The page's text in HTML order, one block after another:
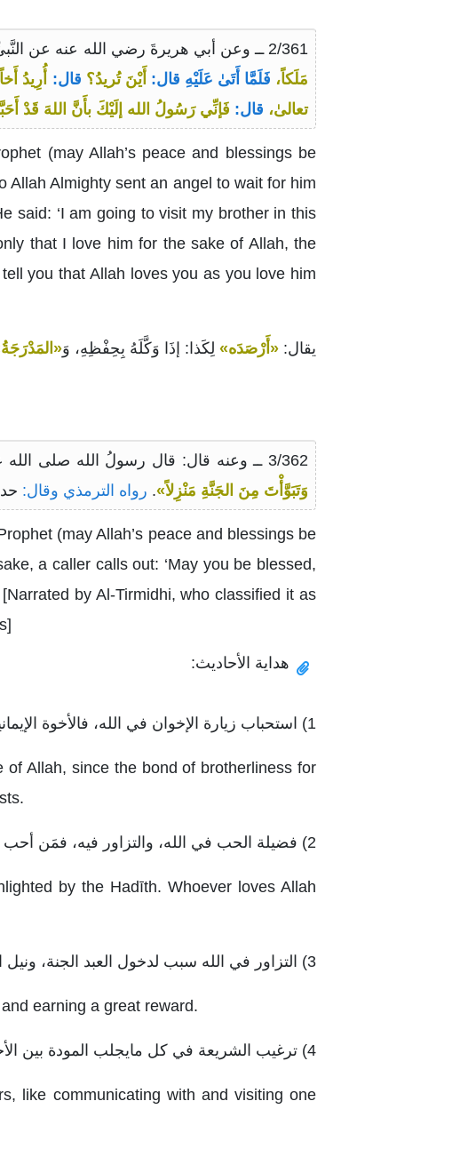
2/361 ــ وعن أبي هريرةَ رضي الله عنه عن النَّبيِّ صلى الله عليه وسلم:
مَلَكاً، فَلَمَّا أَتَىٰ عَلَيْهِ قال: أَيْنَ تُريدُ؟ قال: أُرِيدُ
تعالىٰ، قال: فَإنِّي رَسُولُ الله إلَيْكَ بأَنَّ اللهَ قَدْ
(may Allah’s peace and blessings be
Allah Almighty sent an angel to wait for him
said: ‘I am going to visit my brother in this
that I love him for the sake of Allah, the
you that Allah loves you as you love him
يقال: «أَرْصَدَه» لِكَذا: إذَا وَكَّلَهُ بِحِفْظِهِ، وَ
3/362 ــ وعنه قال: قال رسولُ الله صلى الله عليه وسلم:
وَتَبَوَّأْتَ مِنَ الجَنَّةِ مَنْزِلاً». رواه الترمذي وقال:
(may Allah’s peace and blessings be
a caller calls out: ‘May you be blessed,
by Al-Tirmidhi, who classified it as
هداية الأحاديث:
1) استحباب زيارة الإخوان في الله، فالأخوة الإيمانية فوق روابط الدم والنسب والمصالح.
Allah, since the bond of brotherliness for
2) فضيلة الحب في الله، والتزاور فيه، فمَن أحب في الله فقد صدق في محبة مولاه.
by the Hadīth. Whoever loves Allah
3) التزاور في الله سبب لدخول العبد الجنة، ونيل الثواب العظيم.
earning a great reward.
4) ترغيب الشريعة في كل مايجلب المودة بين الأخوة، كالتواصل والتزاور.
like communicating with and visiting one